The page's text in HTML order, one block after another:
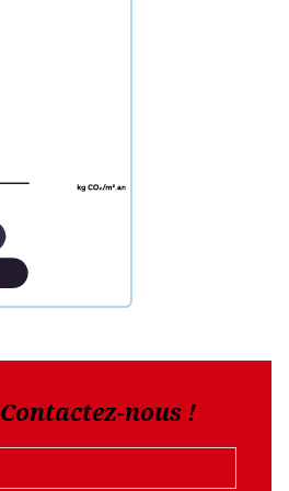
Contactez-nous !